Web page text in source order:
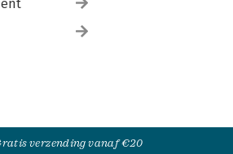
verzending vanaf €20